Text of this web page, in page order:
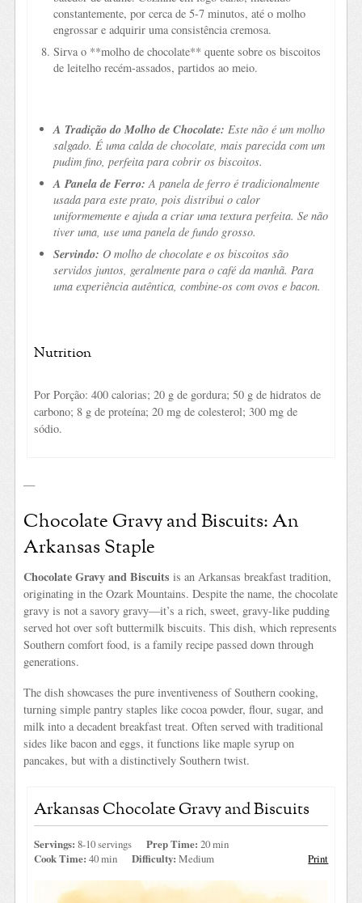
constantemente, por cerca de 5-7 minutos, até o molho
engrossar e adquirir uma consistência cremosa.
Sirva o **molho de chocolate** quente sobre os biscoitos
de leitelho recém-assados, partidos ao meio.
A Tradição do Molho de Chocolate: Este não é um molho
salgado. É uma calda de chocolate, mais parecida com um
pudim fino, perfeita para cobrir os biscoitos.
A Panela de Ferro: A panela de ferro é tradicionalmente
usada para este prato, pois distribui o calor
uniformemente e ajuda a criar uma textura perfeita. Se não
tiver uma, use uma panela de fundo grosso.
Servindo: O molho de chocolate e os biscoitos são
servidos juntos, geralmente para o café da manhã. Para
uma experiência autêntica, combine-os com ovos e bacon.
Nutrition
Por Porção: 400 calorias; 20 g de gordura; 50 g de hidratos de
carbono; 8 g de proteína; 20 mg de colesterol; 300 mg de
sódio.
—
Chocolate Gravy and Biscuits: An
Arkansas Staple
Chocolate Gravy and Biscuits is an Arkansas breakfast tradition,
originating in the Ozark Mountains. Despite the name, the chocolate
gravy is not a savory gravy—it’s a rich, sweet, gravy-like pudding
served hot over soft buttermilk biscuits. This dish, which represents
Southern comfort food, is a family recipe passed down through
generations.
The dish showcases the pure inventiveness of Southern cooking,
turning simple pantry staples like cocoa powder, flour, sugar, and
milk into a decadent breakfast treat. Often served with traditional
sides like bacon and eggs, it functions like maple syrup on
pancakes, but with a distinctively Southern twist.
Arkansas Chocolate Gravy and Biscuits
Servings: 8-10 servings Prep Time: 20 min
Cook Time: 40 min Difficulty: Medium Print